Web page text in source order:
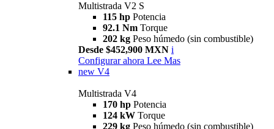
Multistrada V2 S
115 hp Potencia
92.1 Nm Torque
202 kg Peso húmedo (sin combustible)
Desde $452,900 MXN i
Configurar ahora Lee Mas
new V4
Multistrada V4
170 hp Potencia
124 kW Torque
229 kg Peso húmedo (sin combustible)